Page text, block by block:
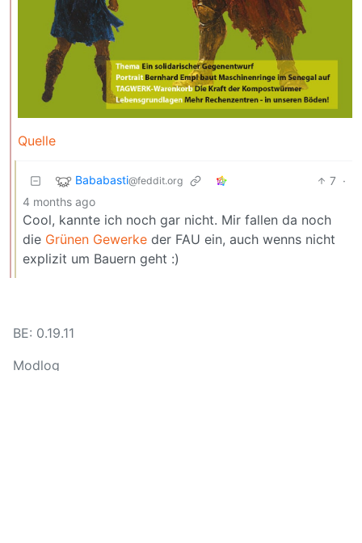
Quelle
Bababasti@feddit.org 7 ·
4 months ago
Cool, kannte ich noch gar nicht. Mir fallen da noch
die Grünen Gewerke der FAU ein, auch wenns nicht
explizit um Bauern geht :)
BE: 0.19.11
Modlog